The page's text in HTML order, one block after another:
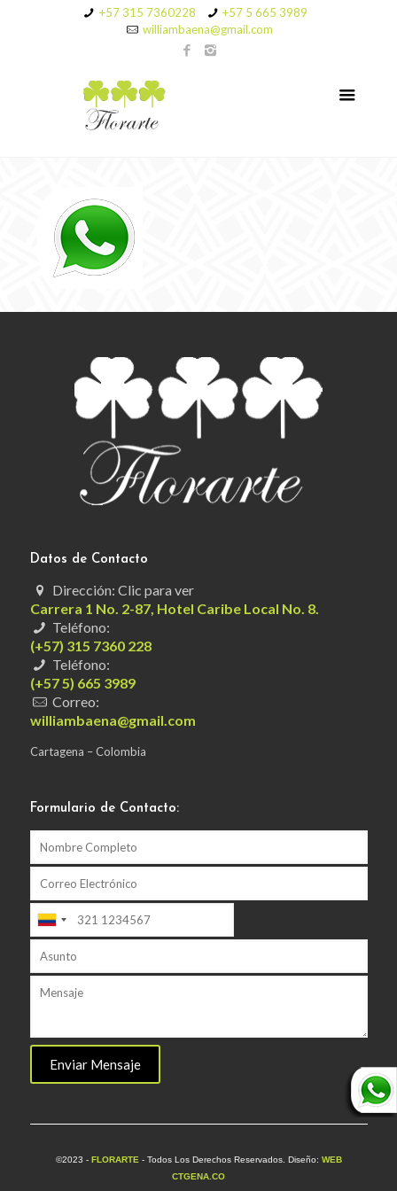
+57 315 7360228
+57 5 665 3989
williambaena@gmail.com
Datos de Contacto
Dirección: Clic para ver
Carrera 1 No. 2-87, Hotel Caribe Local No. 8.
Teléfono:
(+57) 315 7360 228
Teléfono:
(+57 5) 665 3989
Correo:
williambaena@gmail.com
Cartagena – Colombia
Formulario de Contacto:
©2023 - FLORARTE - Todos Los Derechos Reservados. Diseño: WEB
CTGENA.CO